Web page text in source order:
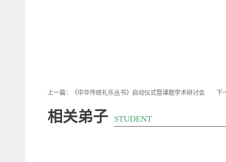
上一篇： 《中华传统礼乐丛书》启动仪式暨课题学术研讨会 下
相关弟子 STUDENT